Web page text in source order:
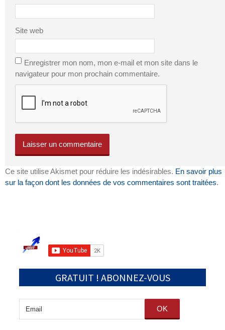
Site web
Enregistrer mon nom, mon e-mail et mon site dans le
navigateur pour mon prochain commentaire.
Ce site utilise Akismet pour réduire les indésirables. En savoir plus
sur la façon dont les données de vos commentaires sont traitées.
GRATUIT ! ABONNEZ-VOUS
OK